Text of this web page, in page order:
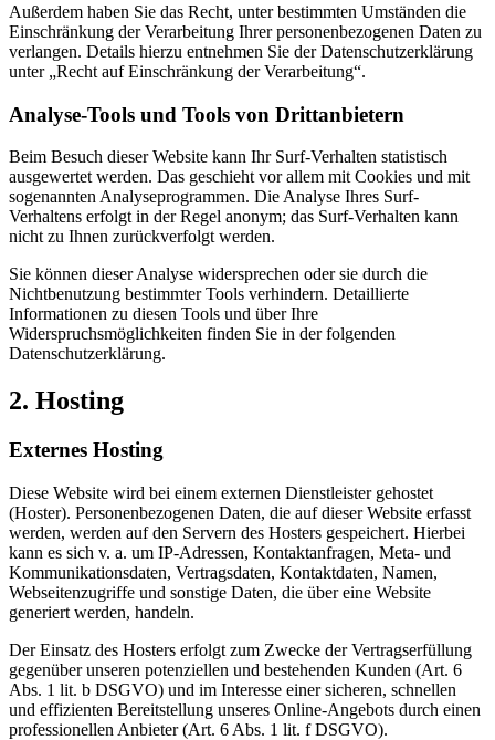
Außerdem haben Sie das Recht, unter bestimmten Umständen die
Einschränkung der Verarbeitung Ihrer personenbezogenen Daten zu
verlangen. Details hierzu entnehmen Sie der Datenschutzerklärung
unter „Recht auf Einschränkung der Verarbeitung“.
Analyse-Tools und Tools von Drittanbietern
Beim Besuch dieser Website kann Ihr Surf-Verhalten statistisch
ausgewertet werden. Das geschieht vor allem mit Cookies und mit
sogenannten Analyseprogrammen. Die Analyse Ihres Surf-
Verhaltens erfolgt in der Regel anonym; das Surf-Verhalten kann
nicht zu Ihnen zurückverfolgt werden.
Sie können dieser Analyse widersprechen oder sie durch die
Nichtbenutzung bestimmter Tools verhindern. Detaillierte
Informationen zu diesen Tools und über Ihre
Widerspruchsmöglichkeiten finden Sie in der folgenden
Datenschutzerklärung.
2. Hosting
Externes Hosting
Diese Website wird bei einem externen Dienstleister gehostet
(Hoster). Personenbezogenen Daten, die auf dieser Website erfasst
werden, werden auf den Servern des Hosters gespeichert. Hierbei
kann es sich v. a. um IP-Adressen, Kontaktanfragen, Meta- und
Kommunikationsdaten, Vertragsdaten, Kontaktdaten, Namen,
Webseitenzugriffe und sonstige Daten, die über eine Website
generiert werden, handeln.
Der Einsatz des Hosters erfolgt zum Zwecke der Vertragserfüllung
gegenüber unseren potenziellen und bestehenden Kunden (Art. 6
Abs. 1 lit. b DSGVO) und im Interesse einer sicheren, schnellen
und effizienten Bereitstellung unseres Online-Angebots durch einen
professionellen Anbieter (Art. 6 Abs. 1 lit. f DSGVO).